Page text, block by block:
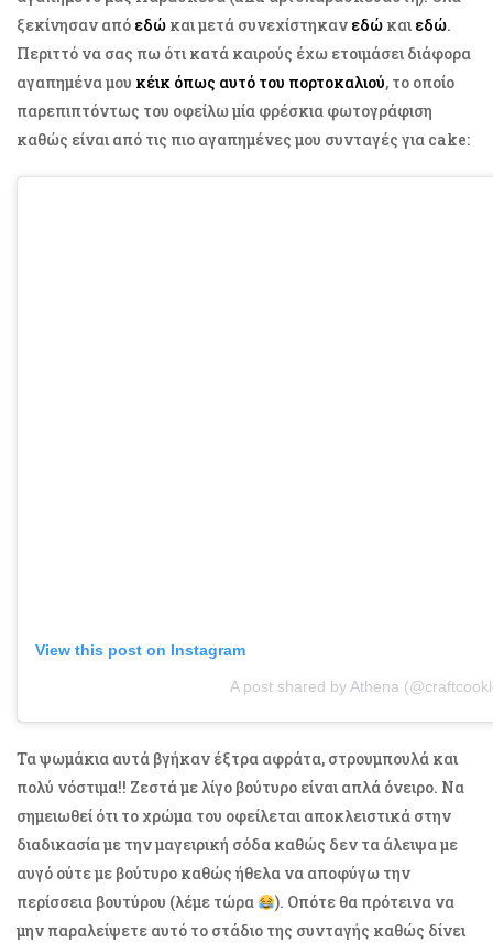
ξεκίνησαν από εδώ και μετά συνεχίστηκαν εδώ και εδώ.
Περιττό να σας πω ότι κατά καιρούς έχω ετοιμάσει διάφορα
αγαπημένα μου κέικ όπως αυτό του πορτοκαλιού, το οποίο
παρεπιπτόντως του οφείλω μία φρέσκια φωτογράφιση
καθώς είναι από τις πιο αγαπημένες μου συνταγές για cake:
View this post on Instagram
A post shared by Athena
Τα ψωμάκια αυτά βγήκαν έξτρα αφράτα, στρουμπουλά και
πολύ νόστιμα!! Ζεστά με λίγο βούτυρο είναι απλά όνειρο. Να
σημειωθεί ότι το χρώμα του οφείλεται αποκλειστικά στην
διαδικασία με την μαγειρική σόδα καθώς δεν τα άλειψα με
αυγό ούτε με βούτυρο καθώς ήθελα να αποφύγω την
περίσσεια βουτύρου (λέμε τώρα
). Οπότε θα πρότεινα να
μην παραλείψετε αυτό το στάδιο της συνταγής καθώς δίνει